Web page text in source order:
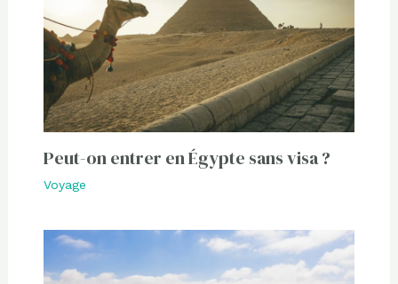
Peut-on entrer en Égypte sans visa ?
Voyage